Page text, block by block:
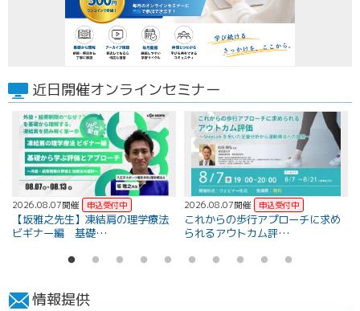
近日開催オンラインセミナー
2026.08.07開催
【坂雅之先生】凍結肩の理学療法
ビギナー編 基礎…
2026.08.07開催
これからの歩行アプローチに求め
られるアウトカム評…
情報提供